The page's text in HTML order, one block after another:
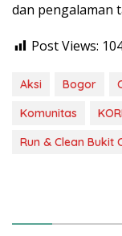
dan pengalaman
Post Views:
Aksi Bogor
Komunitas
Run & Clean Bukit